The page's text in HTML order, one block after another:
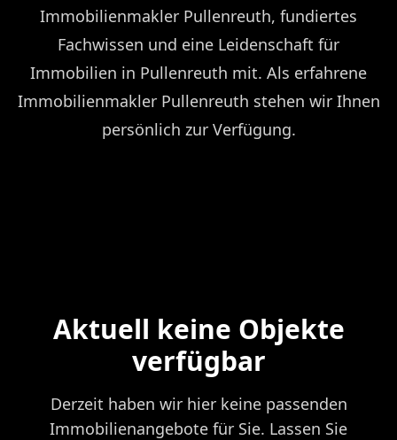
Immobilienmakler Pullenreuth, fundiertes
Fachwissen und eine Leidenschaft für
Immobilien in Pullenreuth mit. Als erfahrene
Immobilienmakler Pullenreuth stehen wir Ihnen
persönlich zur Verfügung.
Aktuell keine Objekte
verfügbar
Derzeit haben wir hier keine passenden
Immobilienangebote für Sie. Lassen Sie